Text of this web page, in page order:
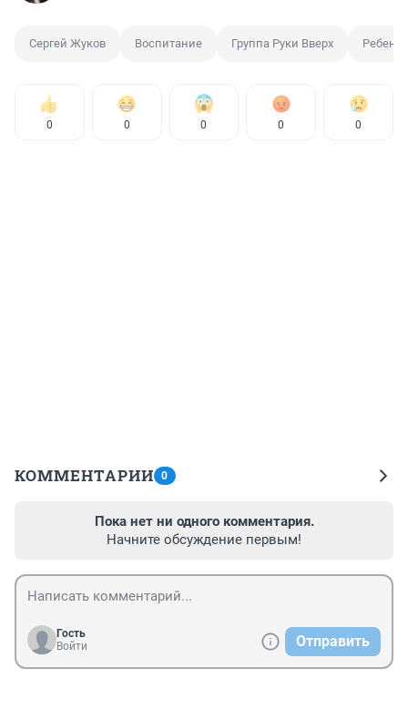
Сергей Жуков Воспитание Группа Руки Вверх Ребенок
0 0 0 0 0
КОММЕНТАРИИ 0
Пока нет ни одного комментария.
Начните обсуждение первым!
Гость
Войти
Отправить